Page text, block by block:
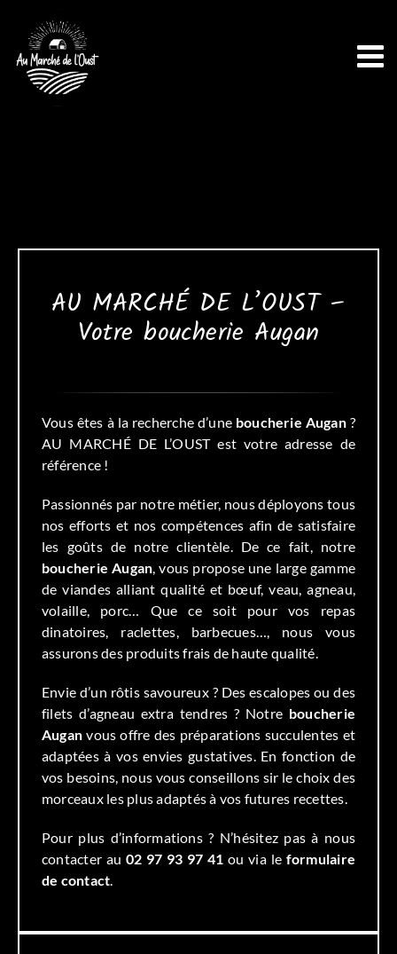
contenu
AU MARCHÉ DE L’OUST –
Votre boucherie Augan
Vous êtes à la recherche d’une boucherie Augan ?
AU MARCHÉ DE L’OUST est votre adresse de
référence !
Passionnés par notre métier, nous déployons tous
nos efforts et nos compétences afin de satisfaire
les goûts de notre clientèle. De ce fait, notre
boucherie Augan , vous propose une large gamme
de viandes alliant qualité et bœuf, veau, agneau,
volaille, porc… Que ce soit pour vos repas
dinatoires, raclettes, barbecues…, nous vous
assurons des produits frais de haute qualité.
Envie d’un rôtis savoureux ? Des escalopes ou des
filets d’agneau extra tendres ? Notre boucherie
Auganvous offre des préparations succulentes et
adaptées à vos envies gustatives. En fonction de
vos besoins, nous vous conseillons sir le choix des
morceaux les plus adaptés à vos futures recettes.
Pour plus d’informations ? N’hésitez pas à nous
contacter au 02 97 93 97 41 ou via le formulaire
de contact